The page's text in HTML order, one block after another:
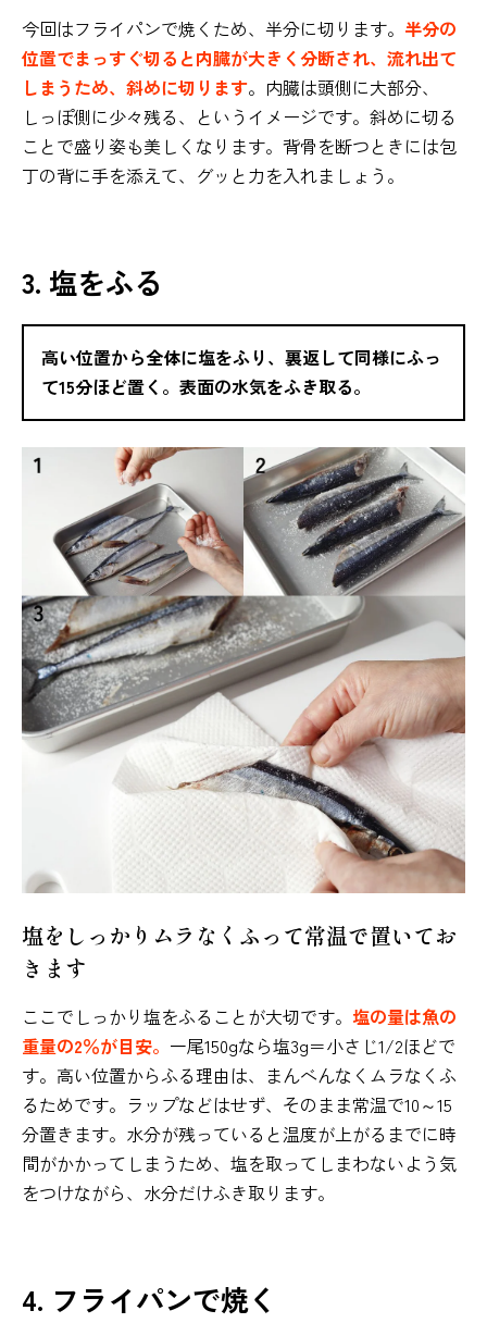
今回はフライパンで焼くため、半分に切ります。 半分の
位置でまっすぐ切ると内臓が大きく分断され、流れ出て
しまうため、斜めに切ります。内臓は頭側に大部分、
しっぽ側に少々残る、というイメージです。斜めに切る
ことで盛り姿も美しくなります。背骨を断つときには包
丁の背に手を添えて、グッと力を入れましょう。
3. 塩をふる
高い位置から全体に塩をふり、裏返して同様にふっ
て15分ほど置く。表面の水気をふき取る。
塩をしっかりムラなくふって常温で置いてお
きます
ここでしっかり塩をふることが大切です。 塩の量は魚の
重量の2％が目安。 一尾150gなら塩3g＝小さじ1/2ほどで
す。高い位置からふる理由は、まんべんなくムラなくふ
るためです。ラップなどはせず、そのまま常温で10～15
分置きます。水分が残っていると温度が上がるまでに時
間がかかってしまうため、塩を取ってしまわないよう気
をつけながら、水分だけふき取ります。
4. フライパンで焼く